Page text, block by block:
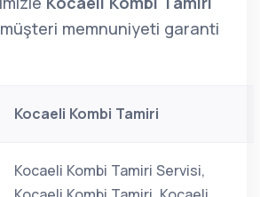
memnuniyeti garanti
Kocaeli Kombi Tamiri
Kocaeli Kombi Tamiri Servisi,